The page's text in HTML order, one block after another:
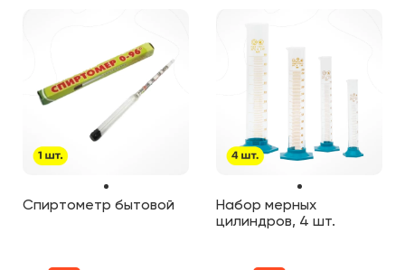
Спиртометр бытовой
Набор мерных
цилиндров, 4 шт.